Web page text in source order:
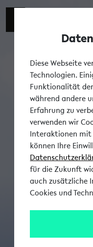
Diese Webseite
Technologien.
Funktionalität
während andere
Erfahrung zu
verwenden wir
Interaktionen mit
können Ihre
für die Zukunft
auch zusätzliche
Cookies und